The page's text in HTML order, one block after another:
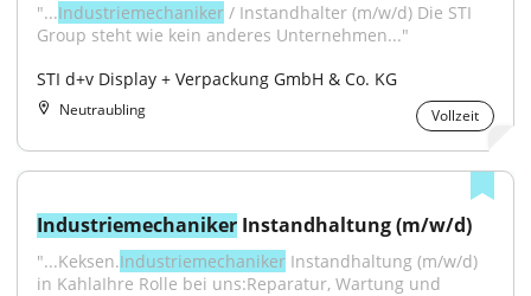
"...Industriemechaniker / Instandhalter (m/w/d) Die STI
Group steht wie kein anderes Unternehmen..."
STI d+v Display + Verpackung GmbH & Co. KG
Neutraubling Vollzeit
Industriemechaniker Instandhaltung (m/w/d)
"...Keksen.Industriemechaniker Instandhaltung (m/w/d)
in KahlaIhre Rolle bei uns:Reparatur, Wartung und